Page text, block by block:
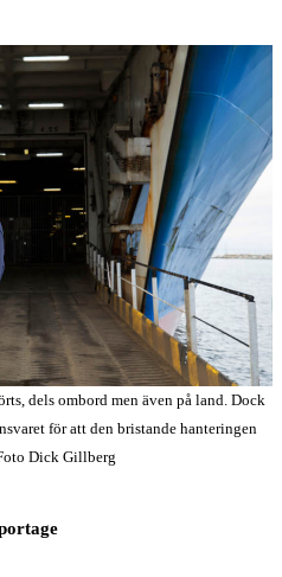
dels ombord men även på land. Dock
för att den bristande hanteringen
Dick Gillberg